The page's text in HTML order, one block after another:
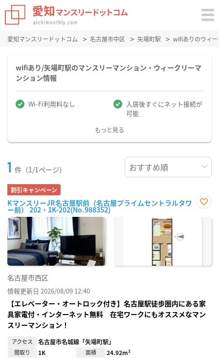
愛知マンスリードットコム 名古屋市中区 矢場町駅 wifiありのウィ
wifiあり/矢場町駅のマンスリーマンション・ウィークリーマ
ンション情報
Wi-Fi利用料なし
入居後すぐにネット接続が
可能
もっと見る
1 件（1/1ページ）
割引キャンペーン
KマンスリーJR名古屋駅前（名古屋プライムセントラルタワ
ー前） 202・1K-202(No.988352)
に入
名古屋市西区
情報更新日 2026/08/09 12:40
【エレベーター・オートロック付き】名古屋駅徒歩圏内にある家
具家電付・インターネット無料 在宅ワークにもオススメなマン
スリーマンション！
アクセス 名古屋市名城線「矢場町駅」
間取り 1K 面積 24.92m²